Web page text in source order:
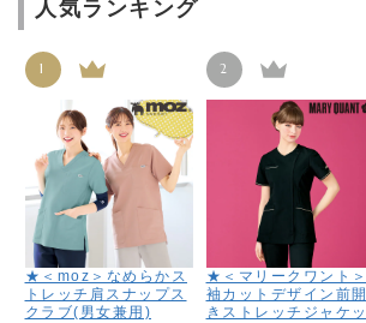
人気ランキング
1
★＜moz＞なめらかス
トレッチ肩スナップス
クラブ(男女兼用)
2
★＜マリークワント＞
袖カットデザイン前開
きストレッチジャケッ